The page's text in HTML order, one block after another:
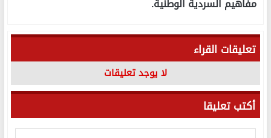
تعليقات القراء
لا يوجد تعليقات
أكتب تعليقا